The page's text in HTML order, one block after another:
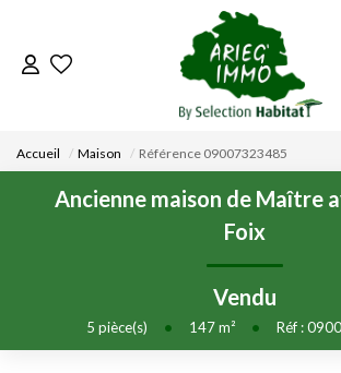
ACCUEIL
NOS BIENS
VENDRE UN BIEN
DÉPOSEZ VOTRE
Accueil Maison Référence 09007323485
Ancienne maison de Maître
Foix
Vendu
5 pièce(s) • 147m² • Réf :